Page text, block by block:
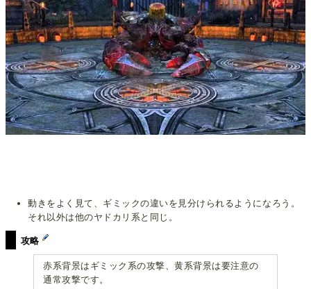
動きをよく見て、ギミックの違いを見分けられるようになろう。
それ以外は他のヤドカリ系と同じ。
攻略
赤系背景はギミック系の攻撃、黄系背景は要注意の
通常攻撃です。